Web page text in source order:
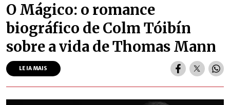
O Mágico: o romance
biográfico de Colm Tóibín
sobre a vida de Thomas Mann
LEIA MAIS